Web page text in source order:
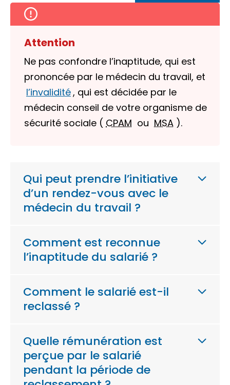
Attention
Ne pas confondre l’inaptitude, qui est
prononcée par le médecin du travail, et
l’invalidité, qui est décidée par le
médecin conseil de votre organisme de
sécurité sociale ( CPAM ou MSA ).
Qui peut prendre l’initiative
d’un rendez-vous avec le
médecin du travail ?
Comment est reconnue
l’inaptitude du salarié ?
Comment le salarié est-il
reclassé ?
Quelle rémunération est
perçue par le salarié
pendant la période de